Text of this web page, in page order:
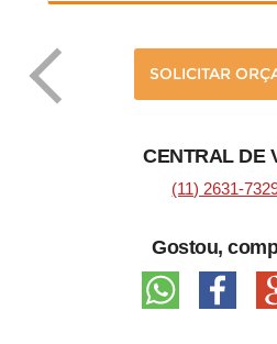
Portão
SOLICITAR
CENTRAL DE
(11) 2631-
Gostou,